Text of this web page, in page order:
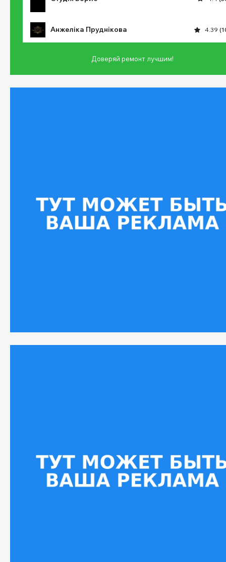
Анжеліка Пруднікова 4.39
Доверяй ремонт лучшим!